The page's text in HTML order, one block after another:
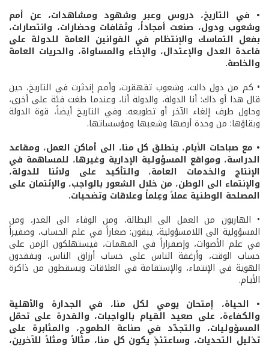
• في التاريخ، دروس وعبر وشهود ومشاهدات، عن أمم
وشعوب ودول، صنعت أمجاداً، وثقافات وحضارات، وانتصارات،
بفعل التماسك والإنتظام في القوانين العامة للدولة على
قاعدة العدل والإعتدال، والإخاء والمساواة، والحريات العامة
والخاصة.
• كم من دول دالت، وشعوب تقهقرت، وأمم إندثرت في التاريخ، حين
قال هذا أو ذاك: أنا الدولة، والدولة أنا، وعندما طغت فئة على أخرى،
وحاول طرف إلغاء الآخر أو تطويعه. وفي التاريخ أيضاً، قوة الدولة
وبقاؤها: من وحدة أرضها وشعبها ومؤسساتها.
• مع صباحات الأيام، ينطلق كل منا، الى أماكن العمل، ومقاعد
الدراسة، ومواقع المسؤولية الإدارية وغيرها، للمساهمة في
الإنتاج والخدمات العامة، والتأكيد على ولائنا للدولة،
والإنتماء الى الوطن، من خلال الشعور بالواجب، والإئتمان على
المصلحة الوطنية عملاً وعِلماً وعلاقات وتضحيات.
• الهاربون من العمل الى البطالة، ومن الوفاء الى الغدر، ومن
المسؤولية الى اللامسؤولية، يبقون: صغاراً في علم الحساب، وصفيراً
في علم الأصوات، وإصفراراً في المهمات، فيستهلكون الزمن على
حساب الوقت، وأرغفة الناس على حساب أرزاق الناس، ويفقدون
الهوية في الإنتماء، والإستقامة في العلاقات ويسقطون من ذاكرة
الأيام.
• الحياة، إمتحان يومي لكل منا، في الجدارة والأهلية
والكفاءة، على صعيد القيام بالواجبات، والقدرة على تحمّل
المسؤوليات، والتجدّد في صناعة الطموح، والمثابرة على
تذليل التحديات، وساعتئذٍ يكون كل منا، مثالاً ومثلاً للآخرين،